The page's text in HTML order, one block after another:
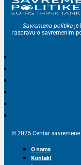
Savremena politika je
raspravu o savremenim
© 2025 Centar
O nama
Kontakt